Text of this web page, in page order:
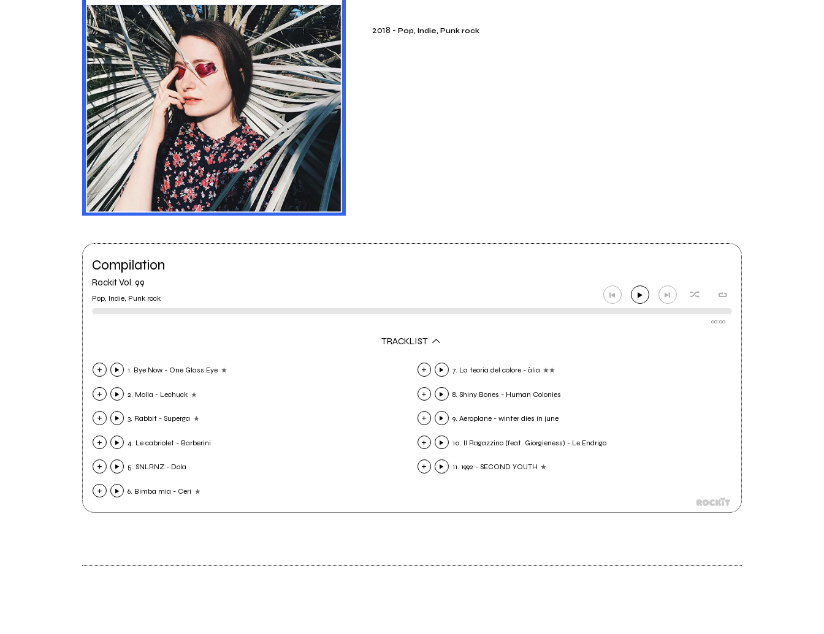
2018 -Pop, Indie, Punk rock
Compilation
Rockit Vol. 99
Pop, Indie, Punk rock
00:00
TRACKLIST
1. Bye Now - One Glass Eye
2. Molla - Lechuck
3. Rabbit - Superga
4. Le cabriolet - Barberini
5. SNLRNZ - Dola
6. Bimba mia - Ceri
7. La teoria del colore - àlia
8. Shiny Bones - Human Colonies
9. Aeroplane - winter dies in june
10. Il Ragazzino (feat. Giorgieness) - Le Endrigo
11. 1992 - SECOND YOUTH